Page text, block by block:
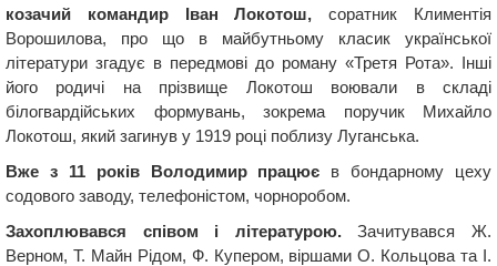
козачий командир Іван Локотош, соратник Климентія
Ворошилова, про що в майбутньому класик української
літератури згадує в передмові до роману «Третя Рота». Інші
його родичі на прізвище Локотош воювали в складі
білогвардійських формувань, зокрема поручик Михайло
Локотош, який загинув у 1919 році поблизу Луганська.
Вже з 11 років Володимир працює в бондарному цеху
содового заводу, телефоністом, чорноробом.
Захоплювався співом і літературою.Зачитувався Ж.
Верном, Т. Майн Рідом, Ф. Купером, віршами О. Кольцова та І.